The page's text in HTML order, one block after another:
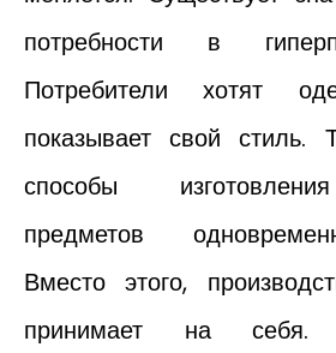
потребности в
Потребители хотят
показывает свой стиль.
способы
предметов
Вместо этого,
принимает на себя.